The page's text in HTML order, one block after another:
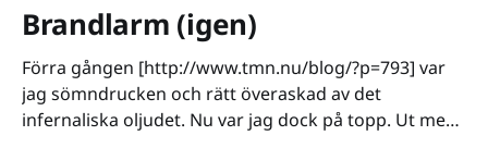
Brandlarm (igen)
Förra gången [http://www.tmn.nu/blog/?p=793] var
jag sömndrucken och rätt överaskad av det
infernaliska oljudet. Nu var jag dock på topp. Ut med